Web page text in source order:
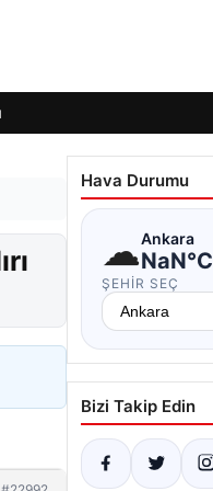
Hava Durumu
☁Ankara
NaN°C
ŞEHIR SEÇ
Bizi Takip Edin